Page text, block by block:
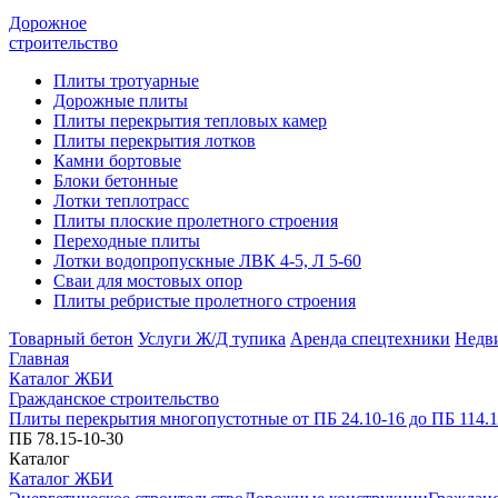
Дорожное
строительство
Плиты тротуарные
Дорожные плиты
Плиты перекрытия тепловых камер
Плиты перекрытия лотков
Камни бортовые
Блоки бетонные
Лотки теплотрасс
Плиты плоские пролетного строения
Переходные плиты
Лотки водопропускные ЛВК 4-5, Л 5-60
Сваи для мостовых опор
Плиты ребристые пролетного строения
Товарный бетон Услуги Ж/Д тупика Аренда спецтехники
Главная
Каталог ЖБИ
Гражданское строительство
Плиты перекрытия многопустотные от ПБ 24.10-16 до ПБ
ПБ 78.15-10-30
Каталог
Каталог ЖБИ